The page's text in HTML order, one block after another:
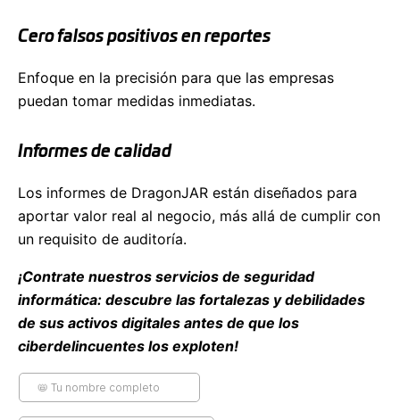
Cero falsos positivos en reportes
Enfoque en la precisión para que las empresas
puedan tomar medidas inmediatas.
Informes de calidad
Los informes de DragonJAR están diseñados para
aportar valor real al negocio, más allá de cumplir con
un requisito de auditoría.
¡Contrate nuestros servicios de seguridad
informática: descubre las fortalezas y debilidades
de sus activos digitales antes de que los
ciberdelincuentes los exploten!